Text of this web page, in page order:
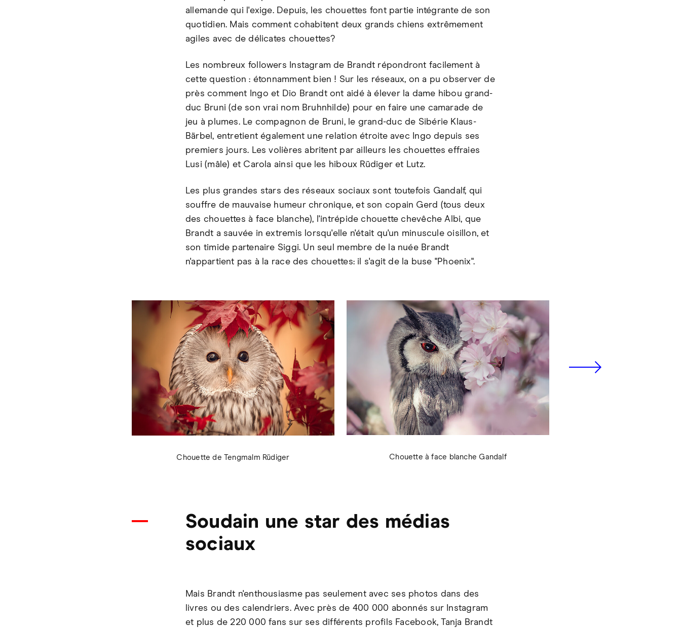
allemande qui l'exige. Depuis, les chouettes font partie intégrante de son
quotidien. Mais comment cohabitent deux grands chiens extrêmement
agiles avec de délicates chouettes?
Les nombreux followers Instagram de Brandt répondront facilement à
cette question : étonnamment bien ! Sur les réseaux, on a pu observer de
près comment Ingo et Dio Brandt ont aidé à élever la dame hibou grand-
duc Bruni (de son vrai nom Bruhnhilde) pour en faire une camarade de
jeu à plumes. Le compagnon de Bruni, le grand-duc de Sibérie Klaus-
Bärbel, entretient également une relation étroite avec Ingo depuis ses
premiers jours. Les volières abritent par ailleurs les chouettes effraies
Lusi (mâle) et Carola ainsi que les hiboux Rüdiger et Lutz.
Les plus grandes stars des réseaux sociaux sont toutefois Gandalf, qui
souffre de mauvaise humeur chronique, et son copain Gerd (tous deux
des chouettes à face blanche), l'intrépide chouette chevêche Albi, que
Brandt a sauvée in extremis lorsqu'elle n'était qu'un minuscule oisillon, et
son timide partenaire Siggi. Un seul membre de la nuée Brandt
n'appartient pas à la race des chouettes: il s'agit de la buse "Phoenix".
Chouette de Tengmalm Rüdiger Chouette à face blanche Gandalf
Soudain une star des médias
sociaux
Mais Brandt n'enthousiasme pas seulement avec ses photos dans des
livres ou des calendriers. Avec près de 400 000 abonnés sur Instagram
et plus de 220 000 fans sur ses différents profils Facebook, Tanja Brandt